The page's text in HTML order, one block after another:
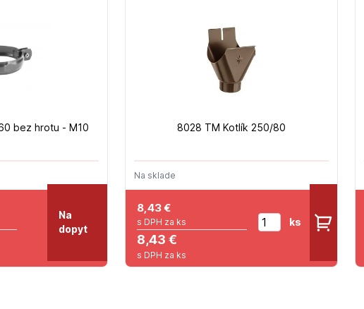
bez hrotu - M10
Na
dopyt
8028 TM Kotlík 250/80
Na sklade
8,43€
s DPH za ks
8,43 €
s DPH za ks
ks